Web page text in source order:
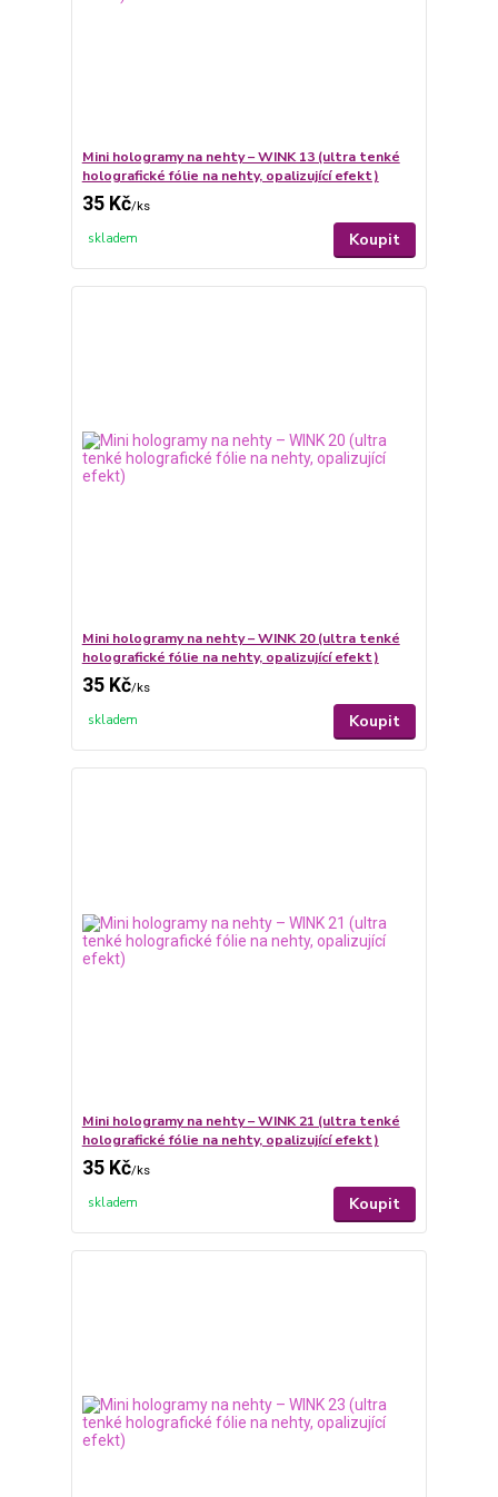
Mini hologramy na nehty – WINK 13 (ultra tenké
holografické fólie na nehty, opalizující efekt)
35 Kč/ks
skladem Koupit
Mini hologramy na nehty – WINK 20 (ultra tenké
holografické fólie na nehty, opalizující efekt)
35 Kč/ks
skladem Koupit
Mini hologramy na nehty – WINK 21 (ultra tenké
holografické fólie na nehty, opalizující efekt)
35 Kč/ks
skladem Koupit